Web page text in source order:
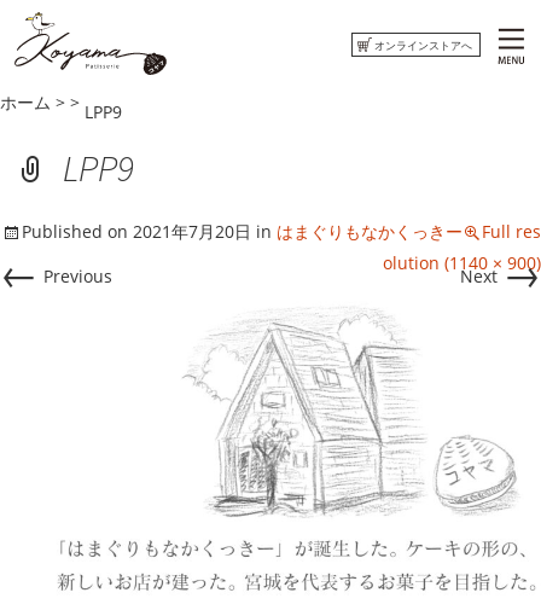
ホーム > > LPP9
LPP9
Published on 2021年7月20日 in はまぐりもなかくっきー
Full res
olution (1140 × 900)
← Previous Next →
オンラインストアへ
ホーム
コヤマ菓子店について
おしらせ
はまぐりもなかくっきー
オンラインストアへ
メールで問い合わせる